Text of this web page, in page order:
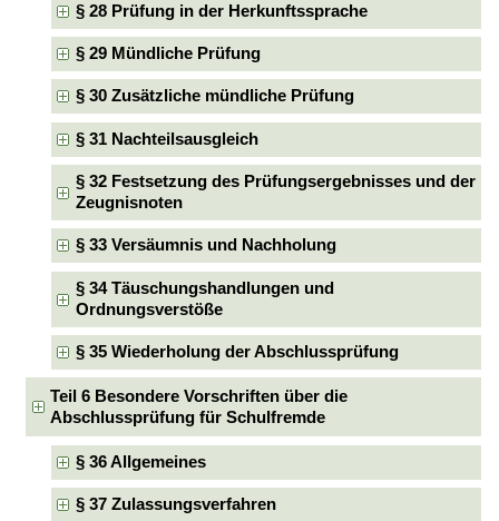
§ 28 Prüfung in der Herkunftssprache
§ 29 Mündliche Prüfung
§ 30 Zusätzliche mündliche Prüfung
§ 31 Nachteilsausgleich
§ 32 Festsetzung des Prüfungsergebnisses und der
Zeugnisnoten
§ 33 Versäumnis und Nachholung
§ 34 Täuschungshandlungen und
Ordnungsverstöße
§ 35 Wiederholung der Abschlussprüfung
Teil 6 Besondere Vorschriften über die
Abschlussprüfung für Schulfremde
§ 36 Allgemeines
§ 37 Zulassungsverfahren